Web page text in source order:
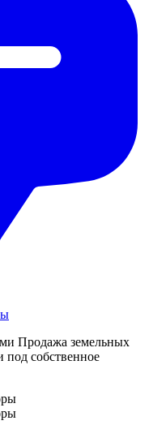
Продажа земельных
под собственное